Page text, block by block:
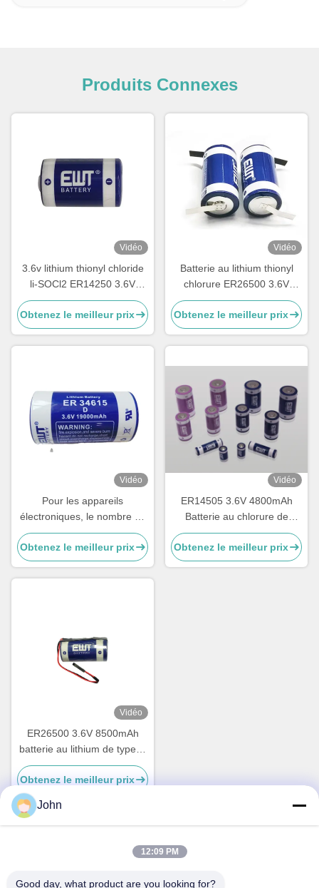
Produits Connexes
Vidéo
3.6v lithium thionyl chloride
li-SOCl2 ER14250 3.6V
1200mAh 1/2AA TL-4902,
TLL-5902, LS14250, XL-
050F, SB-AA02, PT-2150
Obtenez le meilleur prix
Vidéo
Batterie au lithium thionyl
chlorure ER26500 3.6V
8500mAh LSH14 Batterie au
lithium
Obtenez le meilleur prix
Vidéo
Pour les appareils
électroniques, le nombre de
pièces de rechange doit être
supérieur ou égal à:
Obtenez le meilleur prix
Vidéo
ER14505 3.6V 4800mAh
Batterie au chlorure de
lithium thionyle
Obtenez le meilleur prix
Vidéo
ER26500 3.6V 8500mAh
batterie au lithium de type C
pour appareils IoT et
compteurs industriels
Obtenez le meilleur prix
Contactez rapidement
John
12:09 PM
Good day, what product are you looking for?